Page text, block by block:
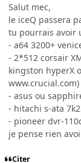
Salut mec,
le iceQ passera
tu pourrais avoir
- a64 3200+
- 2*512 corsair
kingston hyperX
www.crucial.com)
- asus ou
- hitachi s-ata
- pioneer dvr-
je pense rien
Citer